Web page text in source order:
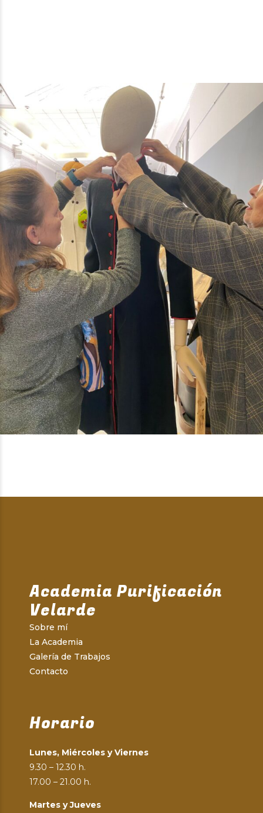
Academia Purificación
Velarde
Sobre mí
La Academia
Galería de Trabajos
Contacto
Horario
Lunes, Miércoles y Viernes
9.30 – 12.30 h.
17.00 – 21.00 h.
Martes y Jueves